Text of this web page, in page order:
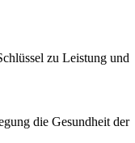
zu Leistung und
die Gesundheit der